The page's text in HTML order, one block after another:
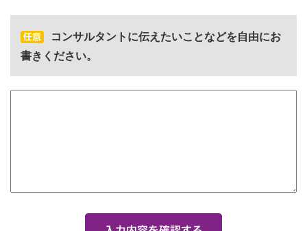
コンサルタントに伝えたいことなどを自由にお
書きください。